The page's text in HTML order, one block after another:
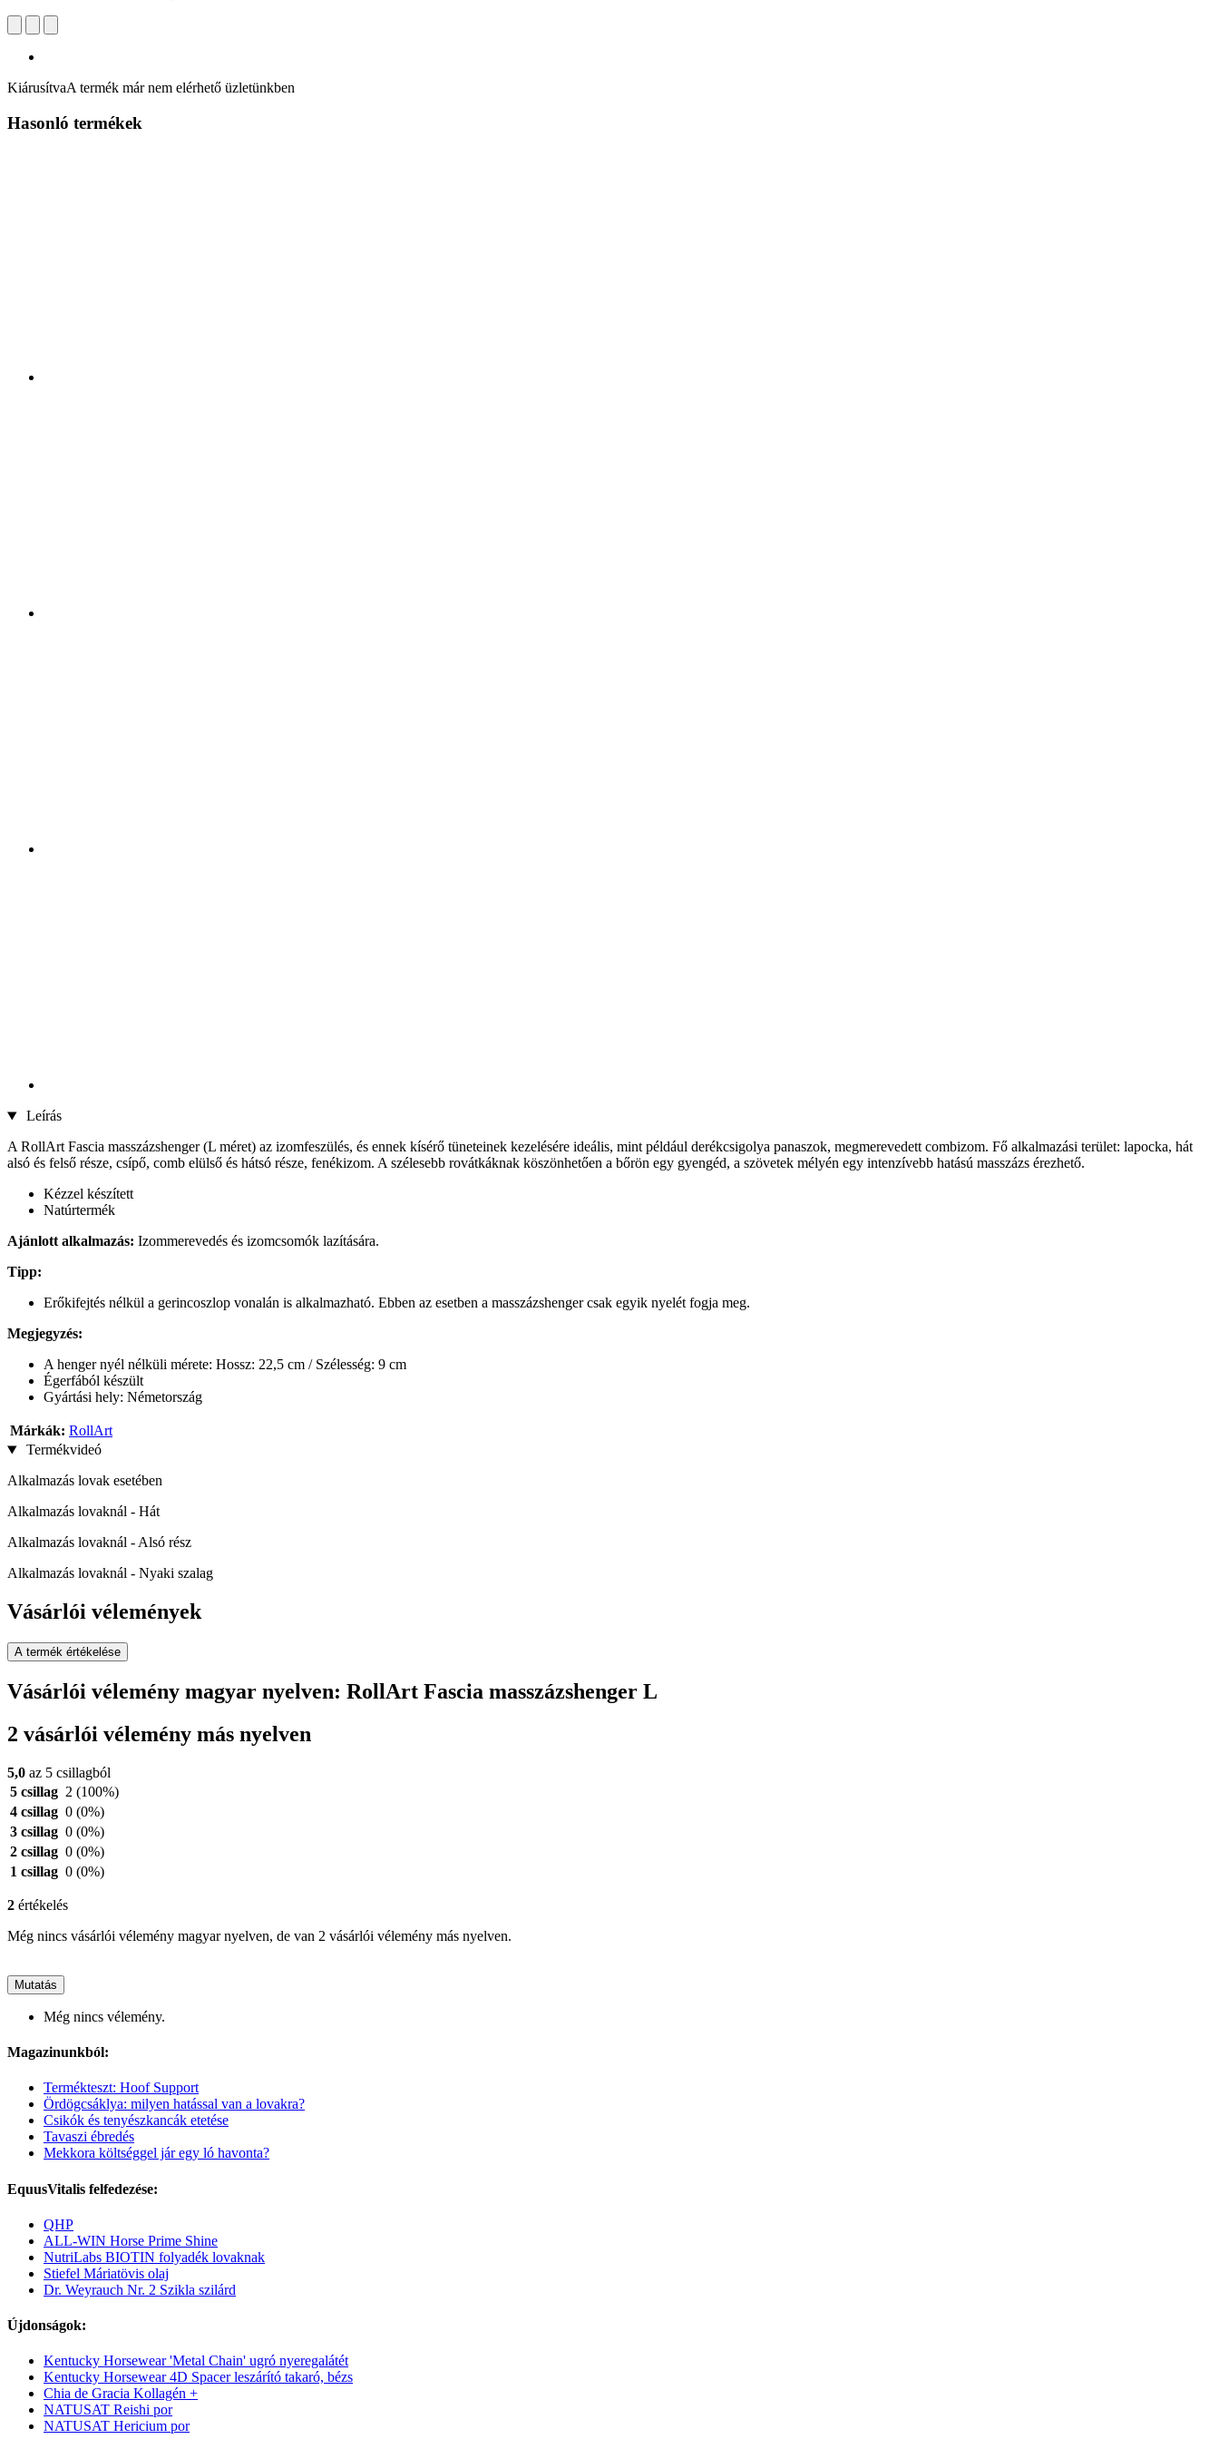
KiárusítvaA termék már nem elérhető üzletünkben
Hasonló termékek
Leírás
A RollArt Fascia masszázshenger (L méret) az izomfeszülés, és ennek kísérő tüneteinek kezelésére ideális, mint például derékcsigolya panaszok, megmerevedett combizom. Fő alkalmazási terület: lapocka, hát
alsó és felső része, csípő, comb elülső és hátsó része, fenékizom. A szélesebb rovátkáknak köszönhetően a bőrön egy gyengéd, a szövetek mélyén egy intenzívebb hatású masszázs érezhető.
Kézzel készített
Natúrtermék
Ajánlott alkalmazás: Izommerevedés és izomcsomók lazítására.
Tipp:
Erőkifejtés nélkül a gerincoszlop vonalán is alkalmazható. Ebben az esetben a masszázshenger csak egyik nyelét fogja meg.
Megjegyzés:
A henger nyél nélküli mérete: Hossz: 22,5 cm / Szélesség: 9 cm
Égerfából készült
Gyártási hely: Németország
Márkák: RollArt
Termékvideó
Alkalmazás lovak esetében
Alkalmazás lovaknál - Hát
Alkalmazás lovaknál - Alsó rész
Alkalmazás lovaknál - Nyaki szalag
Vásárlói vélemények
A termék értékelése
Vásárlói vélemény magyar nyelven: RollArt Fascia masszázshenger L
2 vásárlói vélemény más nyelven
5,0 az 5 csillagból
5 csillag 2 (100%)
4 csillag 0 (0%)
3 csillag 0 (0%)
2 csillag 0 (0%)
1 csillag 0 (0%)
2 értékelés
Még nincs vásárlói vélemény magyar nyelven, de van 2 vásárlói vélemény más nyelven.
Mutatás
Még nincs vélemény.
Magazinunkból:
Termékteszt: Hoof Support
Ördögcsáklya: milyen hatással van a lovakra?
Csikók és tenyészkancák etetése
Tavaszi ébredés
Mekkora költséggel jár egy ló havonta?
EquusVitalis felfedezése:
QHP
ALL-WIN Horse Prime Shine
NutriLabs BIOTIN folyadék lovaknak
Stiefel Máriatövis olaj
Dr. Weyrauch Nr. 2 Szikla szilárd
Újdonságok:
Kentucky Horsewear 'Metal Chain' ugró nyeregalátét
Kentucky Horsewear 4D Spacer leszárító takaró, bézs
Chia de Gracia Kollagén +
NATUSAT Reishi por
NATUSAT Hericium por